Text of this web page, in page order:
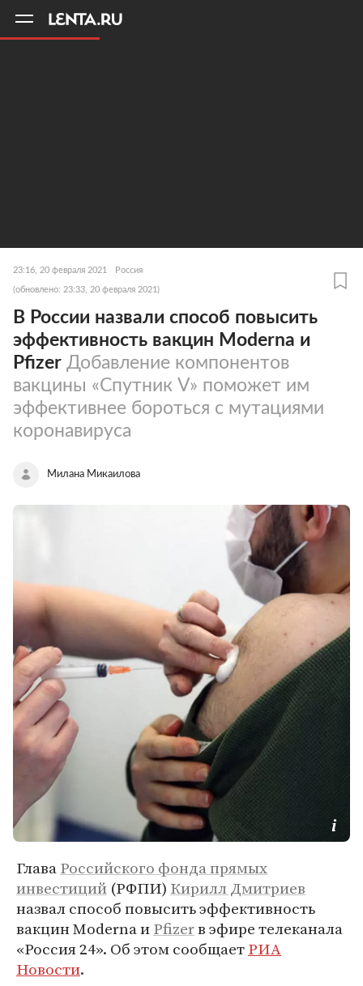
23:16, 20 февраля 2021 Россия
(обновлено: 23:33, 20 февраля 2021)
В России назвали способ повысить
эффективность вакцин Moderna и
Pfizer Добавление компонентов
вакцины «Спутник V» поможет им
эффективнее бороться с мутациями
коронавируса
Милана Микаилова
ГлаваРоссийского фонда прямых
инвестиций (РФПИ) Кирилл Дмитриев
назвал способ повысить эффективность
вакцин Moderna иPfizerв эфире телеканала
«Россия 24». Об этом сообщаетРИА
Новости.